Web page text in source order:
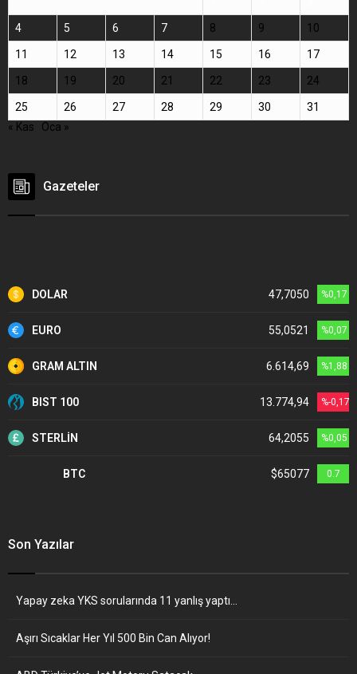
4 5 6 7 8 9 10
11 12 13 14 15 16 17
18 19 20 21 22 23 24
25 26 27 28 29 30
31
« Kas
Oca »
Gazeteler
DOLAR 47,7050 %0,17
EURO 55,0521 %0,07
GRAM ALTIN 6.614,69 %1,88
BIST 100 13.774,94 %-0,17
STERLİN 64,2055 %0,05
BTC $65077 0.7
Son Yazılar
Yapay zeka YKS sorularında 11 yanlış yaptı…
Aşırı Sıcaklar Her Yıl 500 Bin Can Alıyor!